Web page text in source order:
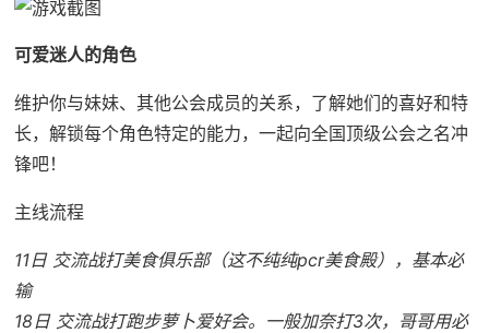
可爱迷人的角色
维护你与妹妹、其他公会成员的关系，了解她们的喜好和特
长，解锁每个角色特定的能力，一起向全国顶级公会之名冲
锋吧！
主线流程
11日 交流战打美食俱乐部（这不纯纯pcr美食殿），基本必
输
18日 交流战打跑步萝卜爱好会。一般加奈打3次，哥哥用必